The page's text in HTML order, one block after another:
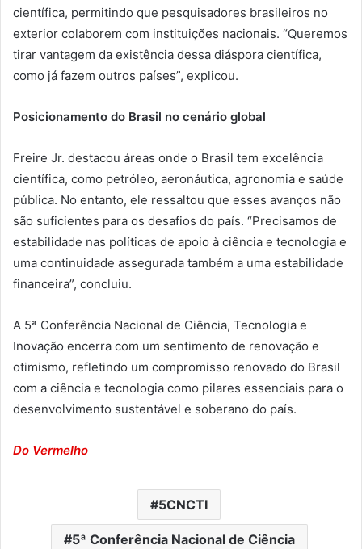
científica, permitindo que pesquisadores brasileiros no
exterior colaborem com instituições nacionais. “Queremos
tirar vantagem da existência dessa diáspora científica,
como já fazem outros países”, explicou.
Posicionamento do Brasil no cenário global
Freire Jr. destacou áreas onde o Brasil tem excelência
científica, como petróleo, aeronáutica, agronomia e saúde
pública. No entanto, ele ressaltou que esses avanços não
são suficientes para os desafios do país. “Precisamos de
estabilidade nas políticas de apoio à ciência e tecnologia e
uma continuidade assegurada também a uma estabilidade
financeira”, concluiu.
A 5ª Conferência Nacional de Ciência, Tecnologia e
Inovação encerra com um sentimento de renovação e
otimismo, refletindo um compromisso renovado do Brasil
com a ciência e tecnologia como pilares essenciais para o
desenvolvimento sustentável e soberano do país.
Do Vermelho
5CNCTI
5ª Conferência Nacional de Ciência